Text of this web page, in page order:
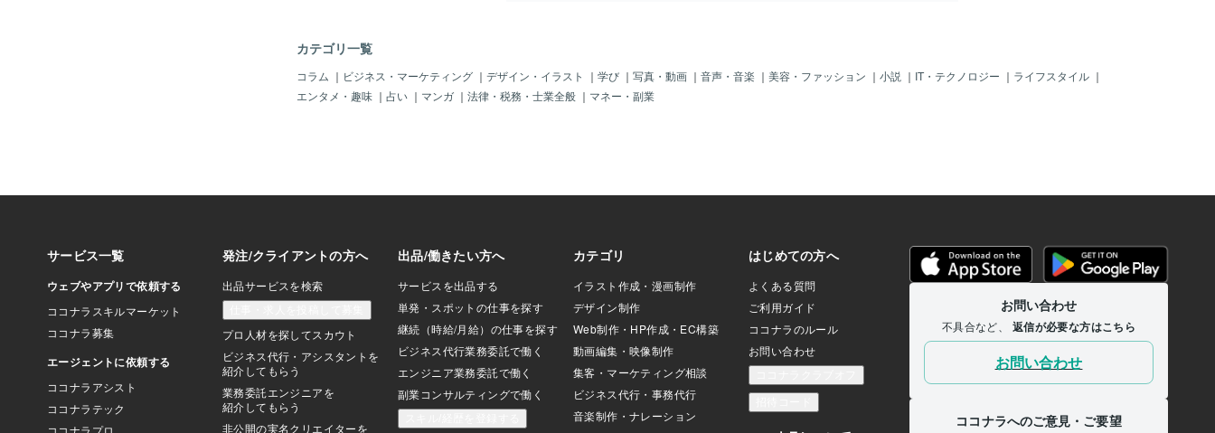
りすぎて現実的じゃない 〓＝〓＝〓＝〓
節】 お正月どこも行けなかったから せめ
て外食しようと思い外に出て どこか良い
すごく美味しくて有名で 大盛買って食べ
くて 売り場のお姉さんに頼んでみたら
けでなく、手作りするための食材も豊
富。鏡餅も門松もたくさん並びます。お
餅をつく石臼も！おせち料理の予約を受
のご家庭も必ず召し上がると思っていた
ので、とても驚きました。ハナはハワイ
でスピリチュアルパワーを授かりました
が、年末年始の日本の行事食は新しい年
へのスピリチュアルパワーの浄化とアッ
プ
カテゴリ一覧
コラム ｜ ビジネス・マーケティング ｜ デザイン・イラスト ｜ 学び ｜ 写真・動画 ｜ 音声・音楽 ｜ 美容・ファッション ｜ 小説 ｜ IT・テクノロジー ｜ ライフスタイル ｜
エンタメ・趣味 ｜ 占い ｜ マンガ ｜ 法律・税務・士業全般 ｜ マネー・副業